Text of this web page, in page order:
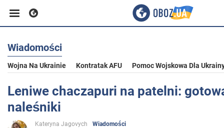
Biznes
Sport
Rozrywka
Wiadomości
Wojna Na Ukrainie Kontratak AFU Pomoc Wojskowa Dla
Leniwe chaczapuri na patelni:
naleśniki
Kateryna Jagovych
Wiadomości